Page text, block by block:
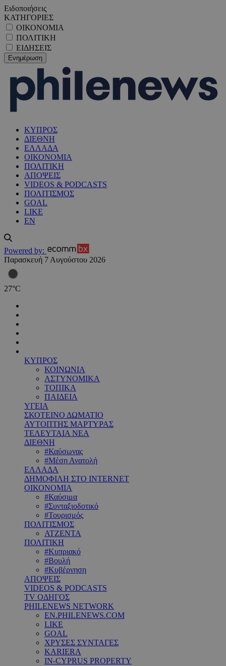
Ειδοποιήσεις
ΚΑΤΗΓΟΡΙΕΣ
ΟΙΚΟΝΟΜΙΑ
ΠΟΛΙΤΙΚΗ
ΕΙΔΗΣΕΙΣ
ΚΥΠΡΟΣ
ΔΙΕΘΝΗ
ΕΛΛΑΔΑ
ΟΙΚΟΝΟΜΙΑ
ΠΟΛΙΤΙΚΗ
ΑΠΟΨΕΙΣ
VIDEOS & PODCASTS
ΠΟΛΙΤΙΣΜΟΣ
GOAL
LIKE
EN
Powered by:
Παρασκευή 7 Αυγούστου 2026
27°C
ΚΥΠΡΟΣ
ΚΟΙΝΩΝΙΑ
ΑΣΤΥΝΟΜΙΚΑ
ΤΟΠΙΚΑ
ΠΑΙΔΕΙΑ
ΥΓΕΙΑ
ΣΚΟΤΕΙΝΟ ΔΩΜΑΤΙΟ
ΑΥΤΟΠΤΗΣ ΜΑΡΤΥΡΑΣ
ΤΕΛΕΥΤΑΙΑ ΝΕΑ
ΔΙΕΘΝΗ
#Καύσωνας
#Μέση Ανατολή
ΕΛΛΑΔΑ
ΔΗΜΟΦΙΛΗ ΣΤΟ INTERNET
ΟΙΚΟΝΟΜΙΑ
#Καύσιμα
#Συνταξιοδοτικό
#Τουρισμός
ΠΟΛΙΤΙΣΜΟΣ
ΑΤΖΕΝΤΑ
ΠΟΛΙΤΙΚΗ
#Κυπριακό
#Βουλή
#Κυβέρνηση
ΑΠΟΨΕΙΣ
VIDEOS & PODCASTS
TV ΟΔΗΓΟΣ
PHILENEWS NETWORK
EN.PHILENEWS.COM
LIKE
GOAL
ΧΡΥΣΕΣ ΣΥΝΤΑΓΕΣ
KARIERA
IN-CYPRUS PROPERTY